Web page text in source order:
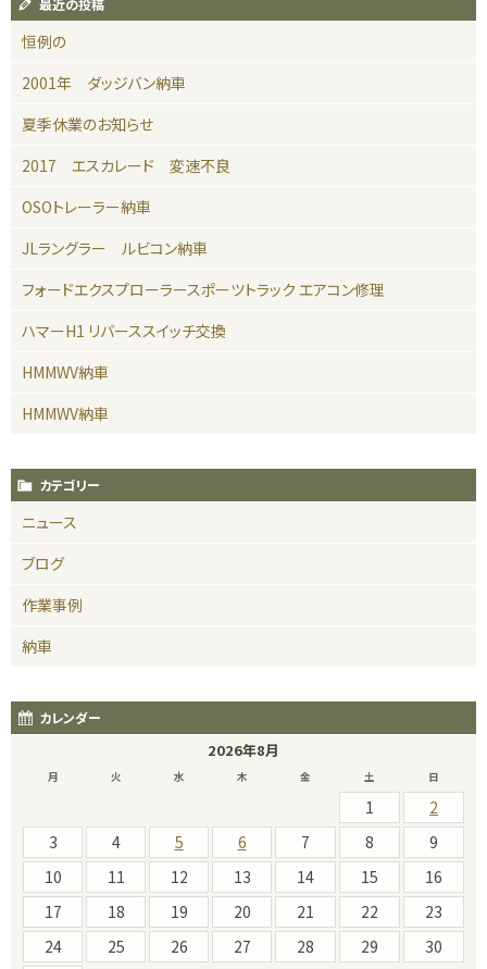
最近の投稿
恒例の
2001年 ダッジバン納車
夏季休業のお知らせ
2017 エスカレード 変速不良
OSOトレーラー納車
JLラングラー ルビコン納車
フォードエクスプローラースポーツトラック エアコン修理
ハマーH1 リバーススイッチ交換
HMMWV納車
HMMWV納車
カテゴリー
ニュース
ブログ
作業事例
納車
カレンダー
2026年8月
月 火 水 木 金 土 日
1
2
3
4 5 6 7 8
9
10
11 12 13 14 15
16
17
18 19 20 21 22
23
24
25 26 27 28 29
30